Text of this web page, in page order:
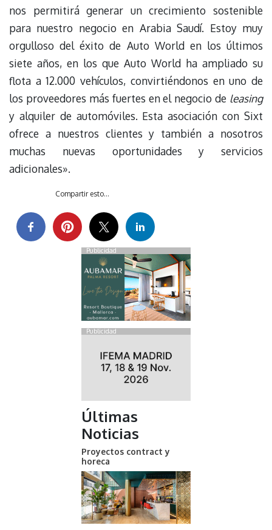
nos permitirá generar un crecimiento sostenible
para nuestro negocio en Arabia Saudí. Estoy muy
orgulloso del éxito de Auto World en los últimos
siete años, en los que Auto World ha ampliado su
flota a 12.000 vehículos, convirtiéndonos en uno de
los proveedores más fuertes en el negocio de leasing
y alquiler de automóviles. Esta asociación con Sixt
ofrece a nuestros clientes y también a nosotros
muchas nuevas oportunidades y servicios
adicionales».
Compartir esto...
Publicidad
Publicidad
Últimas
Noticias
Proyectos contract y
horeca